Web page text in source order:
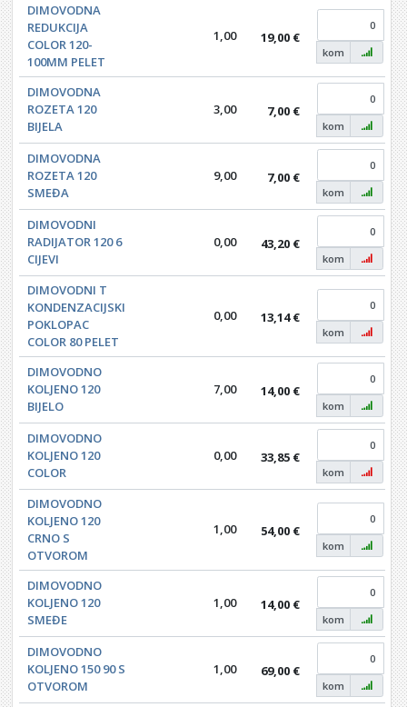
DIMOVODNA
REDUKCIJA
COLOR 120-
100MM PELET
1,00 19,00 €
kom
DIMOVODNA
ROZETA 120
BIJELA
3,00 7,00 €
kom
DIMOVODNA
ROZETA 120
SMEĐA
9,00 7,00 €
kom
DIMOVODNI
RADIJATOR 120 6
CIJEVI
0,00 43,20 €
kom
DIMOVODNI T
KONDENZACIJSKI
POKLOPAC
COLOR 80 PELET
0,00 13,14 €
kom
DIMOVODNO
KOLJENO 120
BIJELO
7,00 14,00 €
kom
DIMOVODNO
KOLJENO 120
COLOR
0,00 33,85 €
kom
DIMOVODNO
KOLJENO 120
CRNO S
OTVOROM
1,00 54,00 €
kom
DIMOVODNO
KOLJENO 120
SMEĐE
1,00 14,00 €
kom
DIMOVODNO
KOLJENO 150 90 S
OTVOROM
1,00 69,00 €
kom